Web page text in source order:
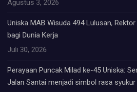
Agustus 3, 2026
Uniska MAB Wisuda 494 Lulusan,
bagi Dunia Kerja
Juli 30, 2026
Perayaan Puncak Milad ke-45 Uniska:
Jalan Santai menjadi simbol rasa